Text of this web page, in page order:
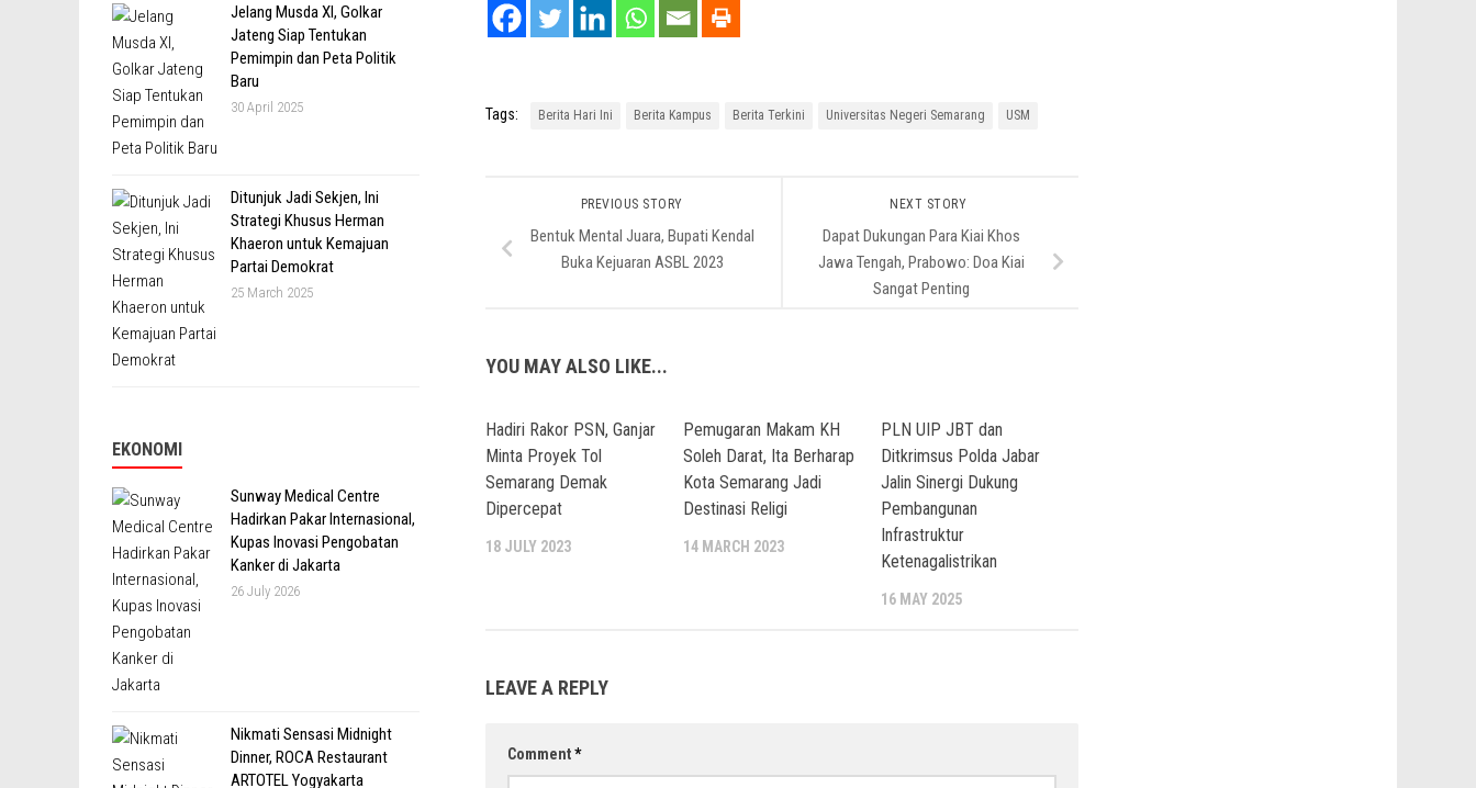
Tags: Berita Hari Ini Berita Kampus Berita Terkini Universitas Negeri Semarang USM
NEXT STORY
Dapat Dukungan Para Kiai Khos
Jawa Tengah, Prabowo: Doa Kiai
Sangat Penting
PREVIOUS STORY
Bentuk Mental Juara, Bupati Kendal
Buka Kejuaran ASBL 2023
YOU MAY ALSO LIKE...
Hadiri Rakor PSN, Ganjar
Minta Proyek Tol
Semarang Demak
Dipercepat
18 JULY 2023
Pemugaran Makam KH
Soleh Darat, Ita Berharap
Kota Semarang Jadi
Destinasi Religi
14 MARCH 2023
PLN UIP JBT dan
Ditkrimsus Polda Jabar
Jalin Sinergi Dukung
Pembangunan
Infrastruktur
Ketenagalistrikan
16 MAY 2025
LEAVE A REPLY
Comment*
Jelang Musda XI, Golkar
Jateng Siap Tentukan
Pemimpin dan Peta Politik
Baru
30 April 2025
Ditunjuk Jadi Sekjen, Ini
Strategi Khusus Herman
Khaeron untuk Kemajuan
Partai Demokrat
25 March 2025
EKONOMI
Sunway Medical Centre
Hadirkan Pakar Internasional,
Kupas Inovasi Pengobatan
Kanker di Jakarta
26 July 2026
Nikmati Sensasi Midnight
Dinner, ROCA Restaurant
ARTOTEL Yogyakarta